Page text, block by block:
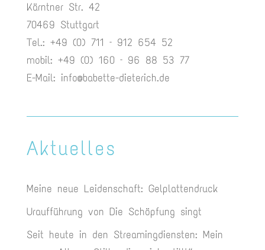
Kärntner Str. 42
70469 Stuttgart
Tel.: +49 (0) 711 – 912 654 52
mobil: +49 (0) 160 – 96 88 53 77
E-Mail: info@babette-dieterich.de
Aktuelles
Meine neue Leidenschaft: Gelplattendruck
Uraufführung von Die Schöpfung singt
Seit heute in den Streamingdiensten: Mein